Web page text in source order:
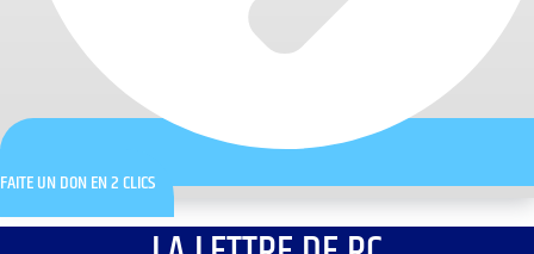
FAITE UN DON EN 2 CLICS